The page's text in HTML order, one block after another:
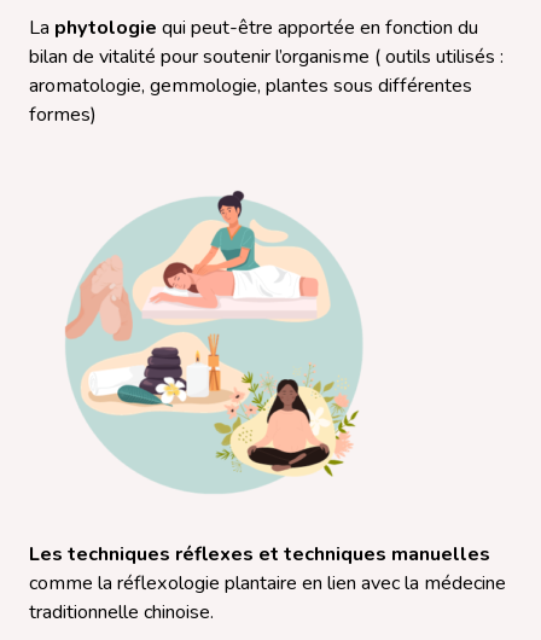
La phytologie qui peut-être apportée en fonction du
bilan de vitalité pour soutenir l’organisme ( outils utilisés :
aromatologie, gemmologie, plantes sous différentes
formes)
Les techniques réflexes et techniques manuelles
comme la réflexologie plantaire en lien avec la médecine
traditionnelle chinoise.